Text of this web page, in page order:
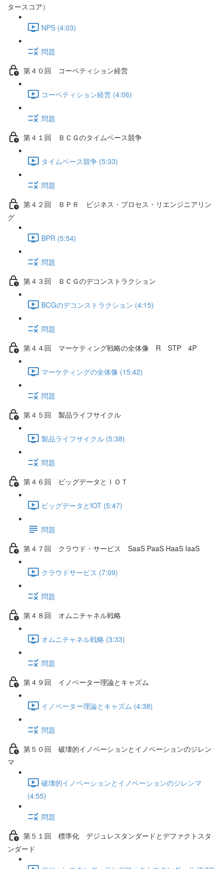
タースコア）
NPS (4:03)
問題
第４０回 コーペティション経営
コーペティション経営 (4:06)
問題
第４１回 ＢＣＧのタイムベース競争
タイムベース競争 (5:33)
問題
第４２回 ＢＰＲ ビジネス・プロセス・リエンジニアリン
グ
BPR (5:54)
問題
第４３回 ＢＣＧのデコンストラクション
BCGのデコンストラクション (4:15)
問題
第４４回 マーケティング戦略の全体像 R STP 4P
マーケティングの全体像 (15:42)
問題
第４５回 製品ライフサイクル
製品ライフサイクル (5:38)
問題
第４６回 ビッグデータとＩＯＴ
ビッグデータとIOT (5:47)
問題
第４７回 クラウド・サービス SaaS PaaS HaaS IaaS
クラウドサービス (7:09)
問題
第４８回 オムニチャネル戦略
オムニチャネル戦略 (3:33)
問題
第４９回 イノベーター理論とキャズム
イノベーター理論とキャズム (4:38)
問題
第５０回 破壊的イノベーションとイノベーションのジレン
マ
破壊的イノベーションとイノベーションのジレンマ
(4:55)
問題
第５１回 標準化 デジュレスタンダードとデファクトスタ
ンダード